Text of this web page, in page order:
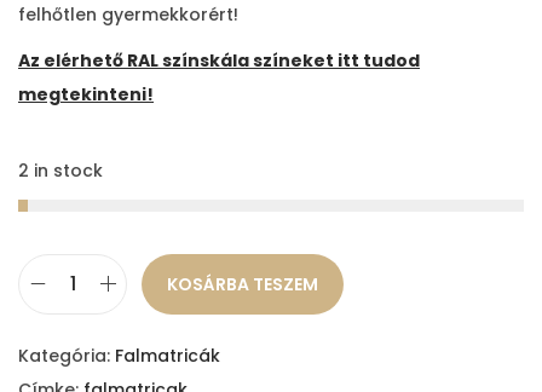
felhőtlen gyermekkorért!
Az elérhető RAL színskála színeket itt tudod
megtekinteni!
2 in stock
e
KOSÁRBA TESZEM
Kategória: Falmatricák